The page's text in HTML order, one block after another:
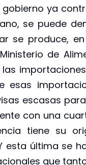
ya
se puede
se produce,
de
esas
escasas
con una
tiene su
esta última se
que